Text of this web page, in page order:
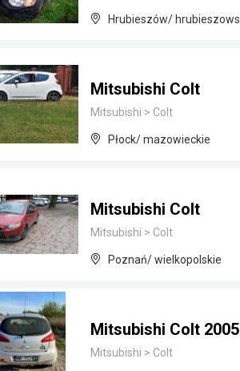
Hrubieszów/
Mitsubishi Colt
Mitsubishi > Colt
Płock/ mazowieckie
Mitsubishi Colt
Mitsubishi > Colt
Poznań/ wielkopolskie
Mitsubishi Colt
Mitsubishi > Colt